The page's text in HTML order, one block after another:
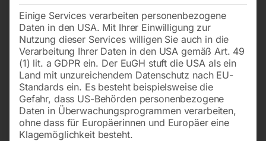
Schleifscheibe SDC
Einige Services verarbeiten personenbezogene
Daten in den USA. Mit Ihrer Einwilligung zur
Nutzung dieser Services willigen Sie auch in die
Verarbeitung Ihrer Daten in den USA gemäß Art. 49
(1) lit. a GDPR ein. Der EuGH stuft die USA als ein
Land mit unzureichendem Datenschutz nach EU-
Standards ein. Es besteht beispielsweise die
Gefahr, dass US-Behörden personenbezogene
Daten in Überwachungsprogrammen verarbeiten,
ohne dass für Europäerinnen und Europäer eine
Klagemöglichkeit besteht.